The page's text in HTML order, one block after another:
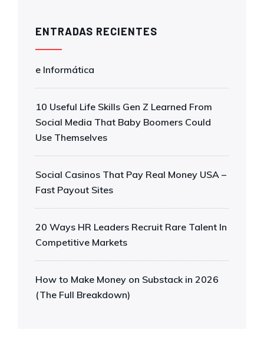
ENTRADAS RECIENTES
e Informática
10 Useful Life Skills Gen Z Learned From
Social Media That Baby Boomers Could
Use Themselves
Social Casinos That Pay Real Money USA –
Fast Payout Sites
20 Ways HR Leaders Recruit Rare Talent In
Competitive Markets
How to Make Money on Substack in 2026
(The Full Breakdown)